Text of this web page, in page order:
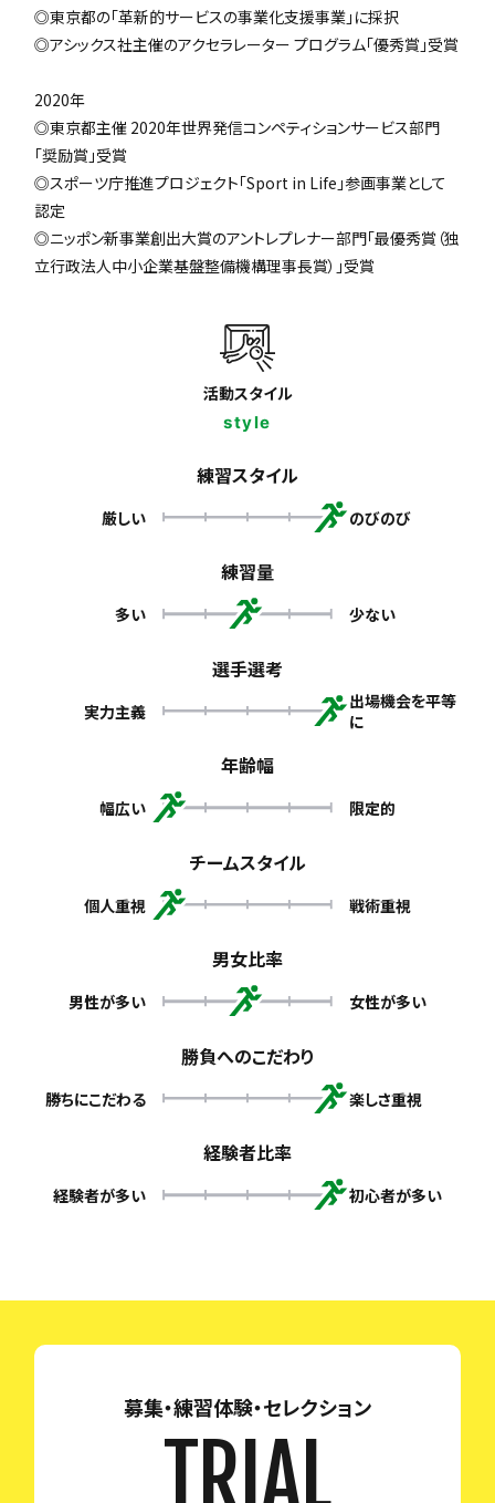
◎東京都の「革新的サービスの事業化支援事業」に採択
◎アシックス社主催のアクセラレーター プログラム「優秀賞」受賞
2020年
◎東京都主催 2020年世界発信コンペティションサービス部門
「奨励賞」受賞
◎スポーツ庁推進プロジェクト「Sport in Life」参画事業として
認定
◎ニッポン新事業創出大賞のアントレプレナー部門「最優秀賞（独
立行政法人中小企業基盤整備機構理事長賞）」受賞
活動スタイル
style
練習スタイル
厳しい のびのび
練習量
多い 少ない
選手選考
実力主義
出場機会を平等
に
年齢幅
幅広い 限定的
チームスタイル
個人重視 戦術重視
男女比率
男性が多い 女性が多い
勝負へのこだわり
勝ちにこだわる 楽しさ重視
経験者比率
経験者が多い 初心者が多い
募集・練習体験・セレクション
TRIAL